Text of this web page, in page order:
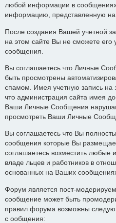
любой информации в
информацию, представленную на
После создания Вашей учетной
на этом сайте Вы не сможете его
сообщения.
Вы соглашаетесь что Личные
быть просмотрены
спамом. Имея учетную запись на
что администрация сайта имея
Ваши Личные Сообщения
просмотреть Ваши Личные
Вы соглашаетесь что Вы
сообщения которые Вы
соглашаетесь возместить любые
владе льцев и работников в
основанных на Ваших
Форум является пост-
сообщение может быть
правил форума возможны
с ообщения: